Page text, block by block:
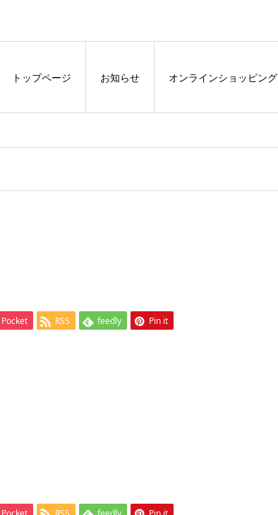
トップページ お知らせ オンラインショッピング
Pocket RSS feedly Pin it